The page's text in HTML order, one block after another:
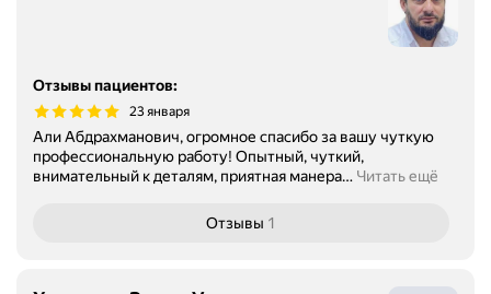
Отзывы пациентов:
23 января
Али Абдрахманович, огромное спасибо за вашу чуткую
профессиональную работу! Опытный, чуткий,
внимательный к деталям, приятная манера… Читать ещё
Отзывы 1